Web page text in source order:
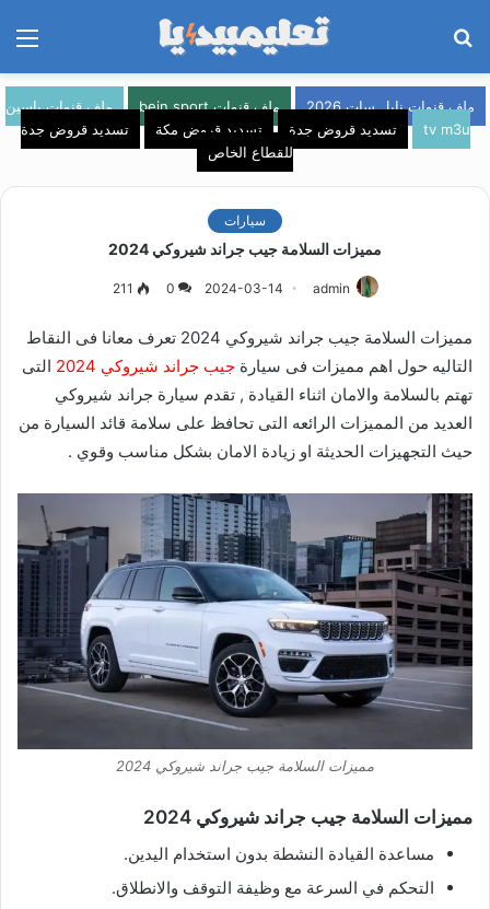
عن
ملف قنوات نايل سات 2026 ملف قنوات bein sport
ملف قنوات ياسين
tv m3u
تسديد قروض جدة تسديد قروض مكة
تسديد قروض جدة
للقطاع الخاص
سيارات
مميزات السلامة جيب جراند شيروكي 2024
admin
2024-03-14
0
211
مميزات السلامة جيب جراند شيروكي 2024 تعرف معانا فى النقاط
التاليه حول اهم مميزات فى سيارة جيب جراند شيروكي 2024
التى
تهتم بالسلامة والامان اثناء القيادة , تقدم سيارة جراند شيروكي
العديد من المميزات الرائعه التى تحافظ على سلامة قائد السيارة من
حيث التجهيزات الحديثة او زيادة الامان بشكل مناسب وقوي .
مميزات السلامة جيب جراند شيروكي 2024
مميزات السلامة جيب جراند شيروكي 2024
مساعدة القيادة النشطة بدون استخدام اليدين.
التحكم في السرعة مع وظيفة التوقف والانطلاق.